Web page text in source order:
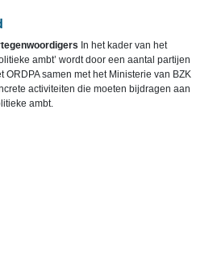
In het kader van het
ambt’ wordt door een aantal partijen
samen met het Ministerie van BZK
activiteiten die moeten bijdragen aan
ambt.